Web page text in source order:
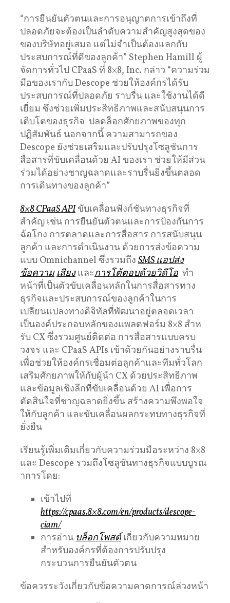
“การยืนยันตัวตนและการอนุญาตการเข้าถึงที่
ปลอดภัยจะต้องเป็นลำดับความสำคัญสูงสุดของ
ของบริษัทอยู่เสมอ แต่ไม่จําเป็นต้องแลกกับ
ประสบการณ์ที่ดีของลูกค้า” Stephen Hamill ผู้
จัดการทั่วไป CPaaS ที่ 8×8, Inc. กล่าว “ความร่วม
มือของเรากับ Descope ช่วยให้องค์กรได้รับ
ประสบการณ์ที่ปลอดภัย ราบรื่น และใช้งานได้ดี
เยี่ยม ซึ่งช่วยเพิ่มประสิทธิภาพและสนับสนุนการ
เติบโตของธุรกิจ ปลดล็อกศักยภาพของทุก
ปฏิสัมพันธ์ นอกจากนี้ ความสามารถของ
Descope ยังช่วยเสริมและปรับปรุงโซลูชันการ
สื่อสารที่ขับเคลื่อนด้วย AI ของเรา ช่วยให้มีส่วน
ร่วมได้อย่างชาญฉลาดและราบรื่นยิ่งขึ้นตลอด
การเดินทางของลูกค้า”
8×8 CPaaS APIขับเคลื่อนฟังก์ชันทางธุรกิจที่
สำคัญ เช่น การยืนยันตัวตนและการป้องกันการ
ฉ้อโกง การตลาดและการสื่อสาร การสนับสนุน
ลูกค้า และการดําเนินงาน ด้วยการส่งข้อความ
แบบ Omnichannel ซึ่งรวมถึง SMSแอปส่ง
ข้อความเสียงและการโต้ตอบด้วยวิดีโอ ทำ
หน้าที่เป็นตัวขับเคลื่อนหลักในการสื่อสารทาง
ธุรกิจและประสบการณ์ของลูกค้าในการ
เปลี่ยนแปลงทางดิจิทัลที่พัฒนาอยู่ตลอดเวลา
เป็นองค์ประกอบหลักของแพลตฟอร์ม 8×8 สําห
รับ CX ซึ่งรวมศูนย์ติดต่อ การสื่อสารแบบครบ
วงจร และ CPaaS APIs เข้าด้วยกันอย่างราบรื่น
เพื่อช่วยให้องค์กรเชื่อมต่อลูกค้าและทีมทั่วโลก
เสริมศักยภาพให้กับผู้นำ CX ด้วยประสิทธิภาพ
และข้อมูลเชิงลึกที่ขับเคลื่อนด้วย AI เพื่อการ
ตัดสินใจที่ชาญฉลาดยิ่งขึ้น สร้างความพึงพอใจ
ให้กับลูกค้า และขับเคลื่อนผลกระทบทางธุรกิจที่
ยั่งยืน
เรียนรู้เพิ่มเติมเกี่ยวกับความร่วมมือระหว่าง 8×8
และ Descope รวมถึงโซลูชันทางธุรกิจแบบบูรณ
าการโดย:
เข้าไปที่
https://cpaas.8×8.com/en/products/descope-
ciam/
การอ่านบล็อกโพสต์เกี่ยวกับความหมาย
สําหรับองค์กรที่ต้องการปรับปรุง
กระบวนการยืนยันตัวตน
ข้อควรระวังเกี่ยวกับข้อความคาดการณ์ล่วงหน้า